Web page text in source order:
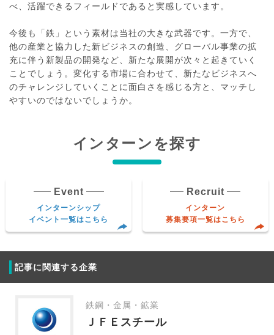
べ、活躍できるフィールドであると実感しています。
今後も「鉄」という素材は当社の大きな武器です。一方で、
他の産業と協力した新ビジネスの創造、グローバル事業の拡
充に伴う新製品の開発など、新たな展開が次々と起きていく
ことでしょう。変化する市場に合わせて、新たなビジネスへ
のチャレンジしていくことに面白さを感じる方と、マッチし
やすいのではないでしょうか。
インターンを探す
Event
インターンシップ
イベント一覧はこちら
Recruit
インターン
募集要項一覧はこちら
記事に関連する企業
鉄鋼・金属・鉱業
ＪＦＥスチール